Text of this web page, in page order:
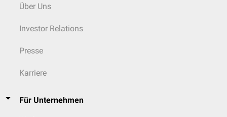
Über Uns
Investor Relations
Presse
Karriere
Für Unternehmen